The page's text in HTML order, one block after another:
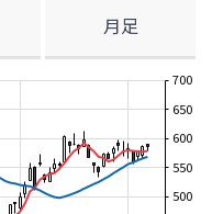
月足
500
550
600
650
700